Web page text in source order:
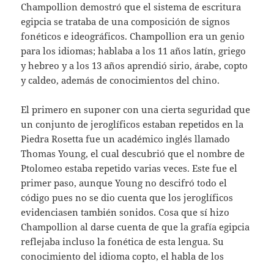
Champollion demostró que el sistema de escritura
egipcia se trataba de una composición de signos
fonéticos e ideográficos. Champollion era un genio
para los idiomas; hablaba a los 11 años latín, griego
y hebreo y a los 13 años aprendió sirio, árabe, copto
y caldeo, además de conocimientos del chino.
El primero en suponer con una cierta seguridad que
un conjunto de jeroglíficos estaban repetidos en la
Piedra Rosetta fue un académico inglés llamado
Thomas Young, el cual descubrió que el nombre de
Ptolomeo estaba repetido varias veces. Este fue el
primer paso, aunque Young no descifró todo el
código pues no se dio cuenta que los jeroglíficos
evidenciasen también sonidos. Cosa que sí hizo
Champollion al darse cuenta de que la grafía egipcia
reflejaba incluso la fonética de esta lengua. Su
conocimiento del idioma copto, el habla de los